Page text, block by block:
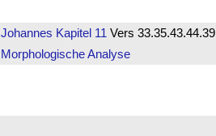
Johannes Kapitel 11 Vers 33.35.43.44.39
Morphologische Analyse